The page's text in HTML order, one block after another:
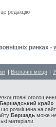
редакцію
ринках -
| Визначні місця |
край»
розміщена на
Бершадь може
матеріали.